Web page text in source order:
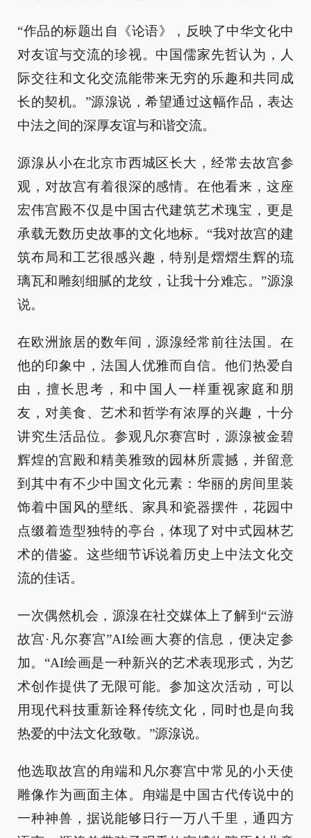
“作品的标题出自《论语》，反映了中华文化中
对友谊与交流的珍视。中国儒家先哲认为，人
际交往和文化交流能带来无穷的乐趣和共同成
长的契机。”源湶说，希望通过这幅作品，表达
中法之间的深厚友谊与和谐交流。
源湶从小在北京市西城区长大，经常去故宫参
观，对故宫有着很深的感情。在他看来，这座
宏伟宫殿不仅是中国古代建筑艺术瑰宝，更是
承载无数历史故事的文化地标。“我对故宫的建
筑布局和工艺很感兴趣，特别是熠熠生辉的琉
璃瓦和雕刻细腻的龙纹，让我十分难忘。”源湶
说。
在欧洲旅居的数年间，源湶经常前往法国。在
他的印象中，法国人优雅而自信。他们热爱自
由，擅长思考，和中国人一样重视家庭和朋
友，对美食、艺术和哲学有浓厚的兴趣，十分
讲究生活品位。参观凡尔赛宫时，源湶被金碧
辉煌的宫殿和精美雅致的园林所震撼，并留意
到其中有不少中国文化元素：华丽的房间里装
饰着中国风的壁纸、家具和瓷器摆件，花园中
点缀着造型独特的亭台，体现了对中式园林艺
术的借鉴。这些细节诉说着历史上中法文化交
流的佳话。
一次偶然机会，源湶在社交媒体上了解到“云游
故宫·凡尔赛宫”AI绘画大赛的信息，便决定参
加。“AI绘画是一种新兴的艺术表现形式，为艺
术创作提供了无限可能。参加这次活动，可以
用现代科技重新诠释传统文化，同时也是向我
热爱的中法文化致敬。”源湶说。
他选取故宫的甪端和凡尔赛宫中常见的小天使
雕像作为画面主体。甪端是中国古代传说中的
一种神兽，据说能够日行一万八千里，通四方